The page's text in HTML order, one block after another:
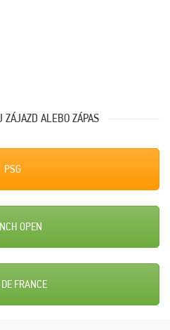
ZÁJAZD ALEBO ZÁPAS
PSG
OPEN
FRANCE